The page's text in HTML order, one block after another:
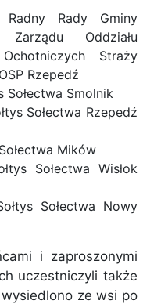
Rady Gminy
Oddziału
Straży
Rzepedź
Sołectwa Smolnik
Sołectwa Rzepedź
Mików
Sołectwa Wisłok
Sołectwa Nowy
i zaproszonymi
uczestniczyli także
ze wsi po